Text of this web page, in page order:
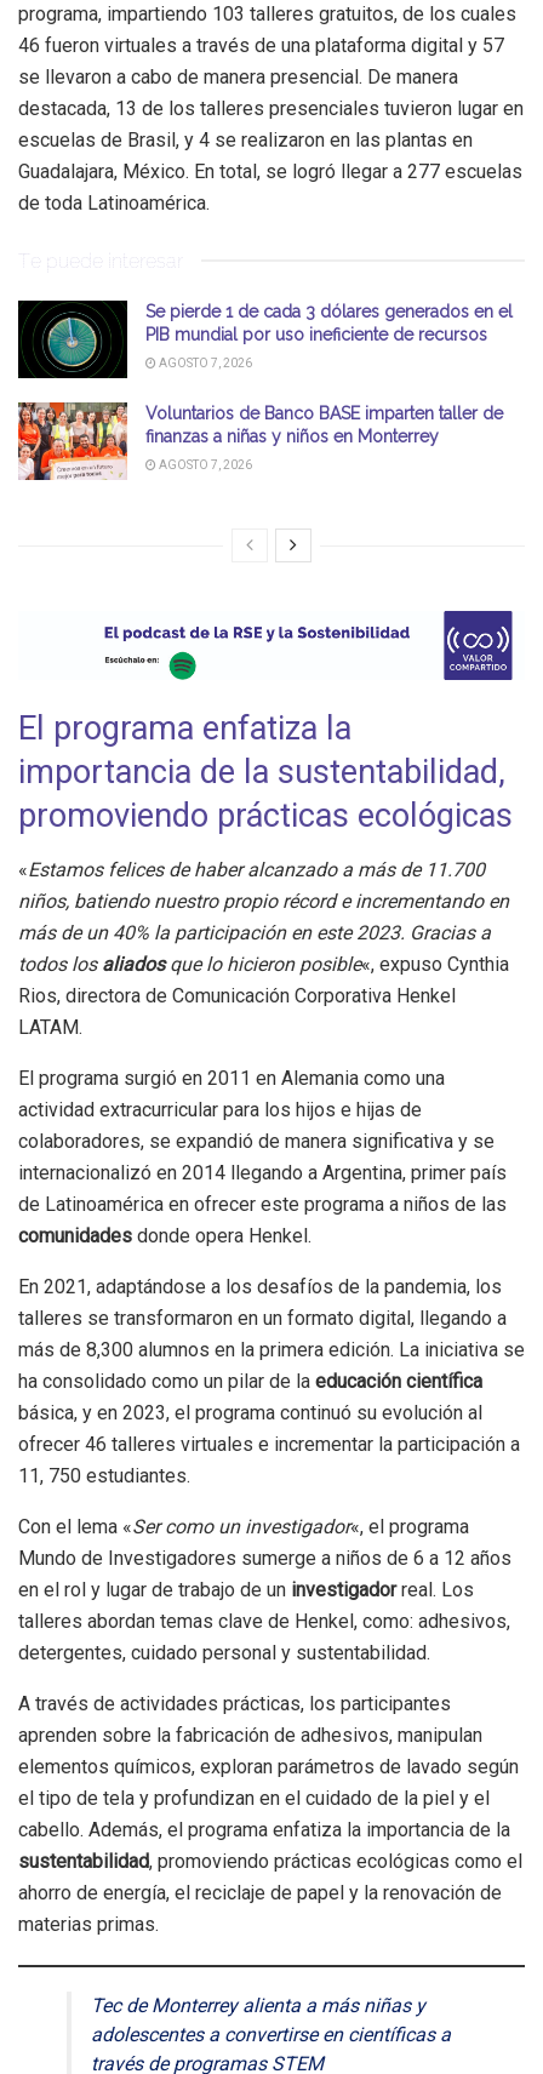
programa, impartiendo 103 talleres gratuitos, de los cuales
46 fueron virtuales a través de una plataforma digital y 57
se llevaron a cabo de manera presencial. De manera
destacada, 13 de los talleres presenciales tuvieron lugar en
escuelas de Brasil, y 4 se realizaron en las plantas en
Guadalajara, México. En total, se logró llegar a 277 escuelas
de toda Latinoamérica.
Te puede interesar
Se pierde 1 de cada 3 dólares generados en el
PIB mundial por uso ineficiente de recursos
AGOSTO 7, 2026
Voluntarios de Banco BASE imparten taller de
finanzas a niñas y niños en Monterrey
AGOSTO 7, 2026
El programa enfatiza la
importancia de la sustentabilidad,
promoviendo prácticas ecológicas
«Estamos felices de haber alcanzado a más de 11.700
niños, batiendo nuestro propio récord e incrementando en
más de un 40% la participación en este 2023. Gracias a
todos los aliadosque lo hicieron posible«, expuso Cynthia
Rios, directora de Comunicación Corporativa Henkel
LATAM.
El programa surgió en 2011 en Alemania como una
actividad extracurricular para los hijos e hijas de
colaboradores, se expandió de manera significativa y se
internacionalizó en 2014 llegando a Argentina, primer país
de Latinoamérica en ofrecer este programa a niños de las
comunidades donde opera Henkel.
En 2021, adaptándose a los desafíos de la pandemia, los
talleres se transformaron en un formato digital, llegando a
más de 8,300 alumnos en la primera edición. La iniciativa se
ha consolidado como un pilar de la educación científica
básica, y en 2023, el programa continuó su evolución al
ofrecer 46 talleres virtuales e incrementar la participación a
11, 750 estudiantes.
Con el lema «Ser como un investigador«, el programa
Mundo de Investigadores sumerge a niños de 6 a 12 años
en el rol y lugar de trabajo de un investigadorreal. Los
talleres abordan temas clave de Henkel, como: adhesivos,
detergentes, cuidado personal y sustentabilidad.
A través de actividades prácticas, los participantes
aprenden sobre la fabricación de adhesivos, manipulan
elementos químicos, exploran parámetros de lavado según
el tipo de tela y profundizan en el cuidado de la piel y el
cabello. Además, el programa enfatiza la importancia de la
sustentabilidad, promoviendo prácticas ecológicas como el
ahorro de energía, el reciclaje de papel y la renovación de
materias primas.
Tec de Monterrey alienta a más niñas y
adolescentes a convertirse en científicas a
través de programas STEM